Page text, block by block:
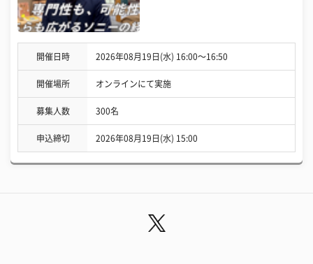
開催日時 2026年08月19日(水) 16:00〜16:50
開催場所 オンラインにて実施
募集人数 300名
申込締切 2026年08月19日(水) 15:00